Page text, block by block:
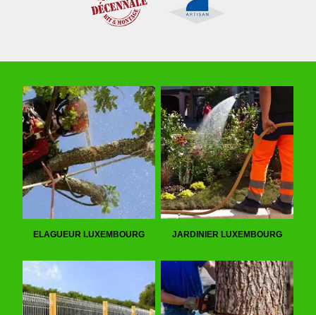
ELAGUEUR LUXEMBOURG JARDINIER LUXEMBOURG